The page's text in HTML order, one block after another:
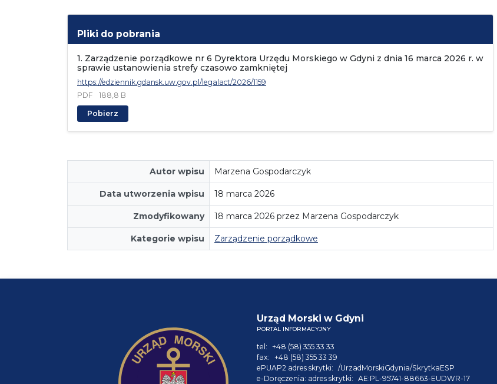
Pliki do pobrania
1. Zarządzenie porządkowe nr 6 Dyrektora Urzędu Morskiego w Gdyni z dnia 16 marca 2026 r. w
sprawie ustanowienia strefy czasowo zamkniętej
https://edziennik.gdansk.uw.gov.pl/legalact/2026/1159
PDF
188,8 B
Pobierz
Autor wpisu Marzena Gospodarczyk
Data utworzenia wpisu 18 marca 2026
Zmodyfikowany 18 marca 2026 przez Marzena Gospodarczyk
Kategorie wpisu Zarządzenie porządkowe
Urząd Morski w Gdyni
PORTAL INFORMACYJNY
tel: +48 (58) 355 33 33
fax: +48 (58) 355 33 39
ePUAP2 adres skrytki: /UrzadMorskiGdynia/SkrytkaESP
e-Doręczenia: adres skrytki: AE:PL-95741-88663-EUDWR-17